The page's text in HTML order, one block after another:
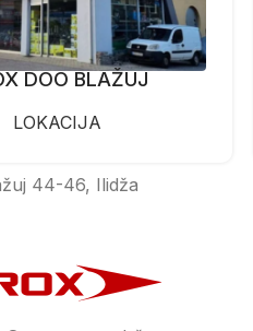
DOO BLAŽUJ
LOKACIJA
44-46, Ilidža